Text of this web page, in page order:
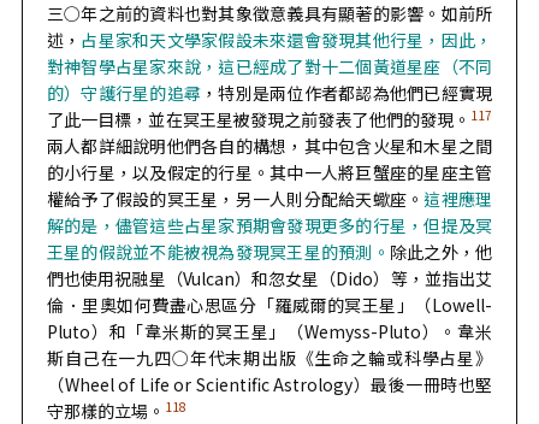
三○年之前的資料也對其象徵意義具有顯著的影響。如前所
述， 占星家和天文學家假設未來還會發現其他行星，因此，
對神智學占星家來說，這已經成了對十二個黃道星座（不同
的）守護行星的追尋 ，特別是兩位作者都認為他們已經實現
了此一目標，並在冥王星被發現之前發表了他們的發現。 117
兩人都詳細說明他們各自的構想，其中包含火星和木星之間
的小行星，以及假定的行星。其中一人將巨蟹座的星座主管
權給予了假設的冥王星，另一人則分配給天蠍座。這裡應理
解的是，儘管這些占星家預期會發現更多的行星，但提及冥
王星的假說並不能被視為發現冥王星的預測。 除此之外，他
們也使用祝融星（Vulcan）和忽女星（Dido）等，並指出艾
倫．里奧如何費盡心思區分「羅威爾的冥王星」（Lowell-
Pluto）和「韋米斯的冥王星」（Wemyss-Pluto）。韋米
斯自己在一九四○年代末期出版《生命之輪或科學占星》
（Wheel of Life or Scientific Astrology）最後一冊時也堅
守那樣的立場。 118